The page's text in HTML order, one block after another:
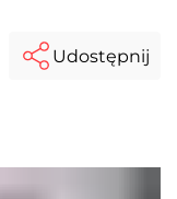
Udostępnij